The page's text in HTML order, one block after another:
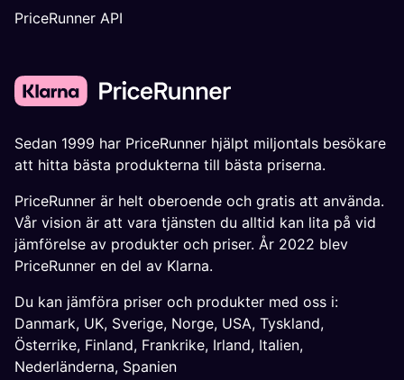
PriceRunner API
Sedan 1999 har PriceRunner hjälpt miljontals besökare
att hitta bästa produkterna till bästa priserna.
PriceRunner är helt oberoende och gratis att använda.
Vår vision är att vara tjänsten du alltid kan lita på vid
jämförelse av produkter och priser. År 2022 blev
PriceRunner en del av Klarna.
Du kan jämföra priser och produkter med oss i:
Danmark, UK, Sverige, Norge, USA, Tyskland,
Österrike, Finland, Frankrike, Irland, Italien,
Nederländerna, Spanien